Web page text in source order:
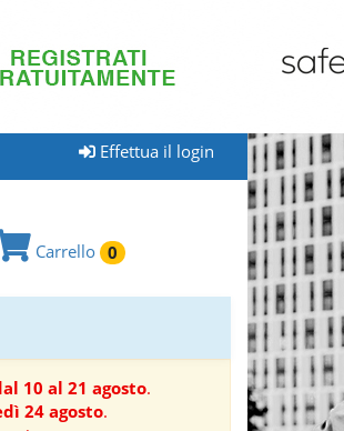
Effettua il login
Carrello 0
10 al 21 agosto.
24 agosto.